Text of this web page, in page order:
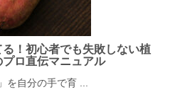
！初心者でも失敗しない植
ロ直伝マニュアル
を自分の手で育 ...